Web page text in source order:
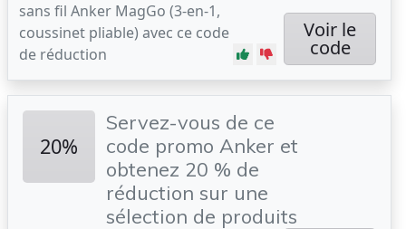
sans fil Anker MagGo (3-en-1,
coussinet pliable) avec ce code
de réduction
Voir le
code
20%
Servez-vous de ce
code promo Anker et
obtenez 20 % de
réduction sur une
sélection de produits